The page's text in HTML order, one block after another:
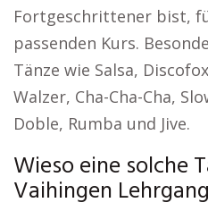
Fortgeschrittener bist,
passenden Kurs.
Tänze wie Salsa,
Walzer, Cha-Cha-Cha,
Doble, Rumba und Jive.
Wieso eine solche
Vaihingen